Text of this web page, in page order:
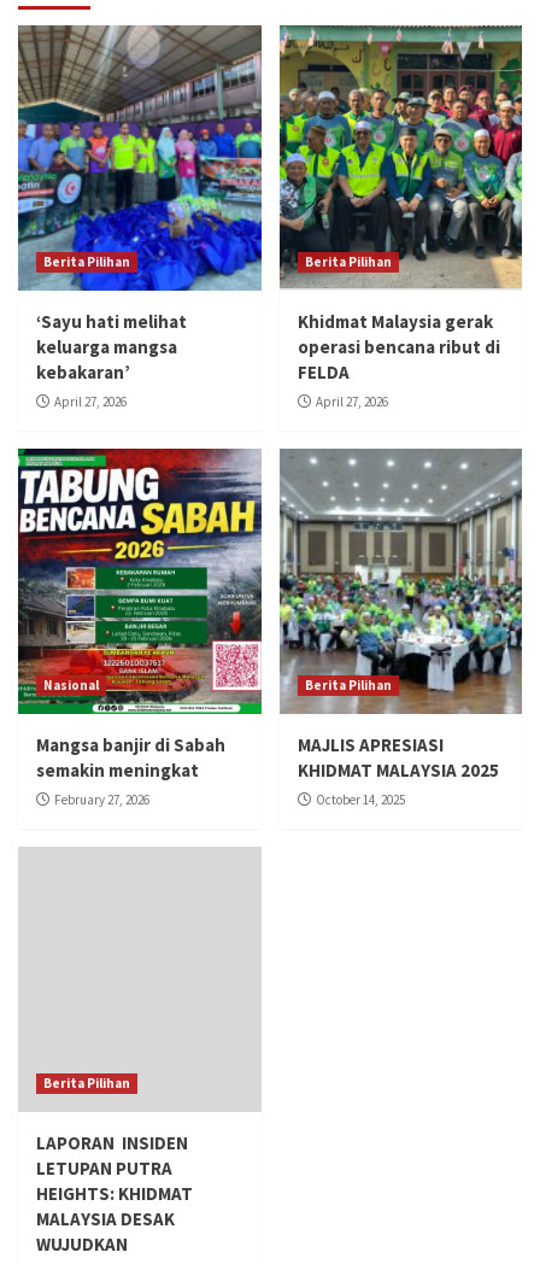
Berita Pilihan
‘Sayu hati melihat
keluarga mangsa
kebakaran’
April 27, 2026
Berita Pilihan
Khidmat Malaysia gerak
operasi bencana ribut di
FELDA
April 27, 2026
Nasional
Mangsa banjir di Sabah
semakin meningkat
February 27, 2026
Berita Pilihan
MAJLIS APRESIASI
KHIDMAT MALAYSIA 2025
October 14, 2025
Berita Pilihan
LAPORAN INSIDEN
LETUPAN PUTRA
HEIGHTS: KHIDMAT
MALAYSIA DESAK
WUJUDKAN